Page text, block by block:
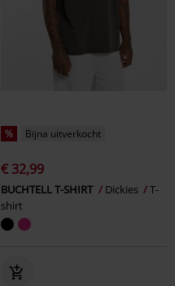
% Bijna uitverkocht
€ 32,99
BUCHTELL T-SHIRT Dickies
T-
shirt